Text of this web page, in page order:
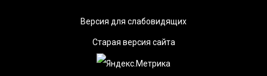
Версия для слабовидящих
Старая версия сайта